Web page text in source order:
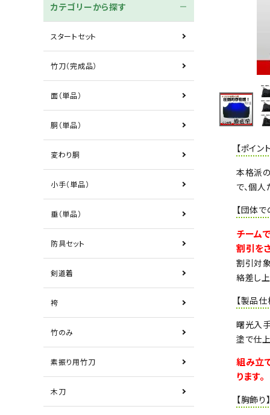
カテゴリーから探す
スタートセット
竹刀（完成品）
面（単品）
胴（単品）
変わり胴
小手（単品）
垂（単品）
防具セット
剣道着
袴
竹のみ
素振り用竹刀
木刀
【ポイン
本格派
で、個
【団体
チーム
割引を
割引対
絡差し
【製品仕
曙光入
塗で仕
組み立
ります。
【胸飾り